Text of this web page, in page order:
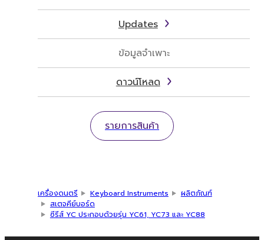
Updates
ข้อมูลจำเพาะ
ดาวน์โหลด
รายการสินค้า
เครื่องดนตรี Keyboard Instruments
ผลิตภัณฑ์
สเตจคีย์บอร์ด
ซีรีส์ YC ประกอบด้วยรุ่น YC61, YC73 และ YC88